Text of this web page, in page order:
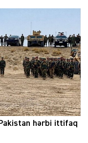
hərbi ittifaq